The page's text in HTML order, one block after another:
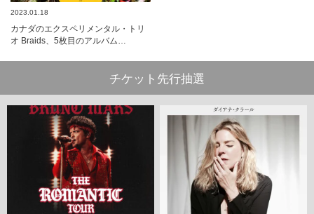
2023.01.18
カナダのエクスペリメンタル・トリ
オ Braids、5枚目のアルバム…
チケット先行抽選